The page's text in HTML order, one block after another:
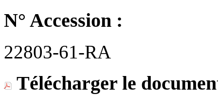
N° Accession :
22803-61-RA
Télécharger le